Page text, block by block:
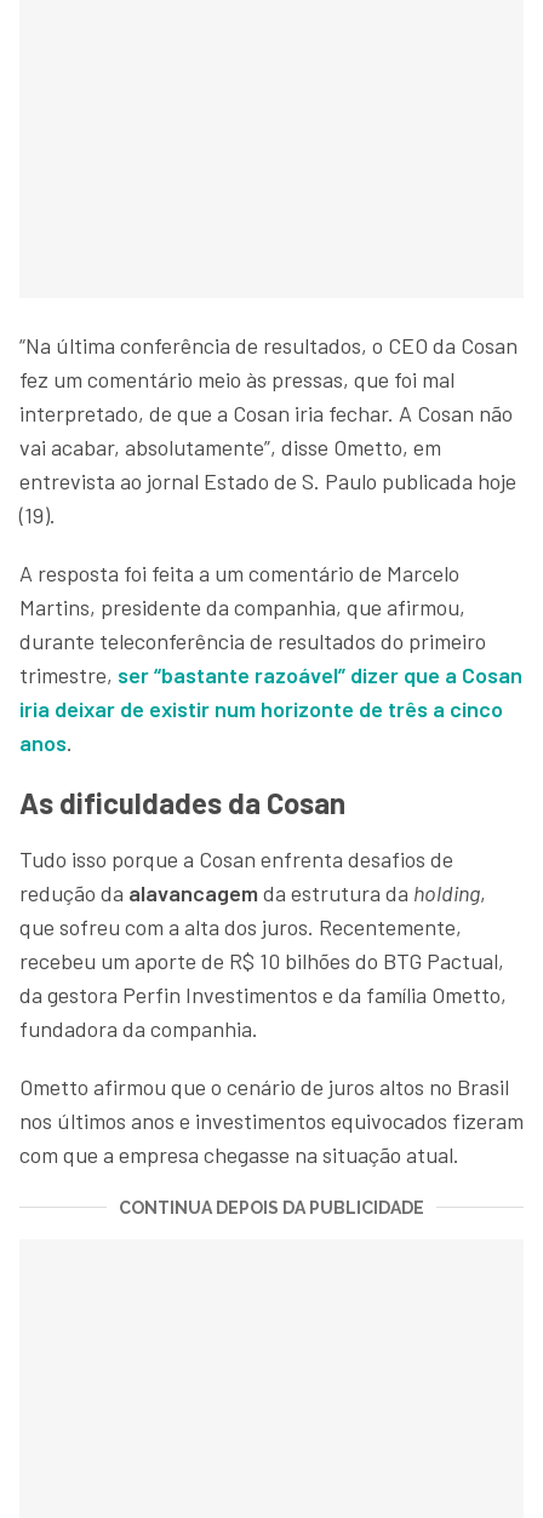
“Na última conferência de resultados, o CEO da Cosan
fez um comentário meio às pressas, que foi mal
interpretado, de que a Cosan iria fechar. A Cosan não
vai acabar, absolutamente”, disse Ometto, em
entrevista ao jornal Estado de S. Paulo publicada hoje
(19).
A resposta foi feita a um comentário de Marcelo
Martins, presidente da companhia, que afirmou,
durante teleconferência de resultados do primeiro
trimestre, ser “bastante razoável” dizer que a Cosan
iria deixar de existir num horizonte de três a cinco
anos.
As dificuldades da Cosan
Tudo isso porque a Cosan enfrenta desafios de
redução da alavancagem da estrutura da holding,
que sofreu com a alta dos juros. Recentemente,
recebeu um aporte de R$ 10 bilhões do BTG Pactual,
da gestora Perfin Investimentos e da família Ometto,
fundadora da companhia.
Ometto afirmou que o cenário de juros altos no Brasil
nos últimos anos e investimentos equivocados fizeram
com que a empresa chegasse na situação atual.
CONTINUA DEPOIS DA PUBLICIDADE